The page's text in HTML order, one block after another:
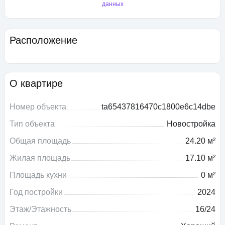
Расположение
О квартире
Номер объекта
ta65437816470c1800e6c14dbe
Тип объекта
Новостройка
Общая площадь
24.20 м²
Жилая площадь
17.10 м²
Площадь кухни
0 м²
Год постройки
2024
Этаж/Этажность
16/24
данных